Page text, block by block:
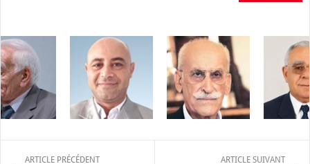
ARTICLE PRÉCÉDENT ARTICLE SUIVANT